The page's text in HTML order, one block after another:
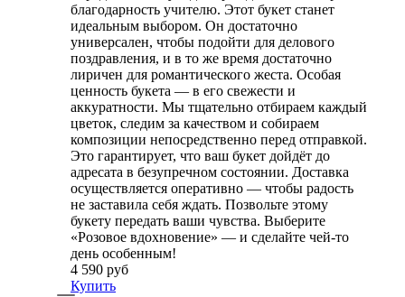
благодарность учителю. Этот букет станет
идеальным выбором. Он достаточно
универсален, чтобы подойти для делового
поздравления, и в то же время достаточно
лиричен для романтического жеста. Особая
ценность букета — в его свежести и
аккуратности. Мы тщательно отбираем каждый
цветок, следим за качеством и собираем
композиции непосредственно перед отправкой.
Это гарантирует, что ваш букет дойдёт до
адресата в безупречном состоянии. Доставка
осуществляется оперативно — чтобы радость
не заставила себя ждать. Позвольте этому
букету передать ваши чувства. Выберите
«Розовое вдохновение» — и сделайте чей-то
день особенным!
4 590 руб
Купить